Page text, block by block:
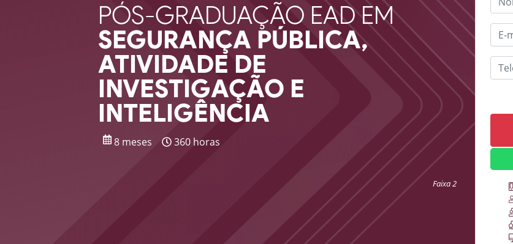
PÓS-GRADUAÇÃO EAD EM
SEGURANÇA PÚBLICA,
ATIVIDADE DE
INVESTIGAÇÃO E
INTELIGÊNCIA
8 meses 360 horas
Faixa 2